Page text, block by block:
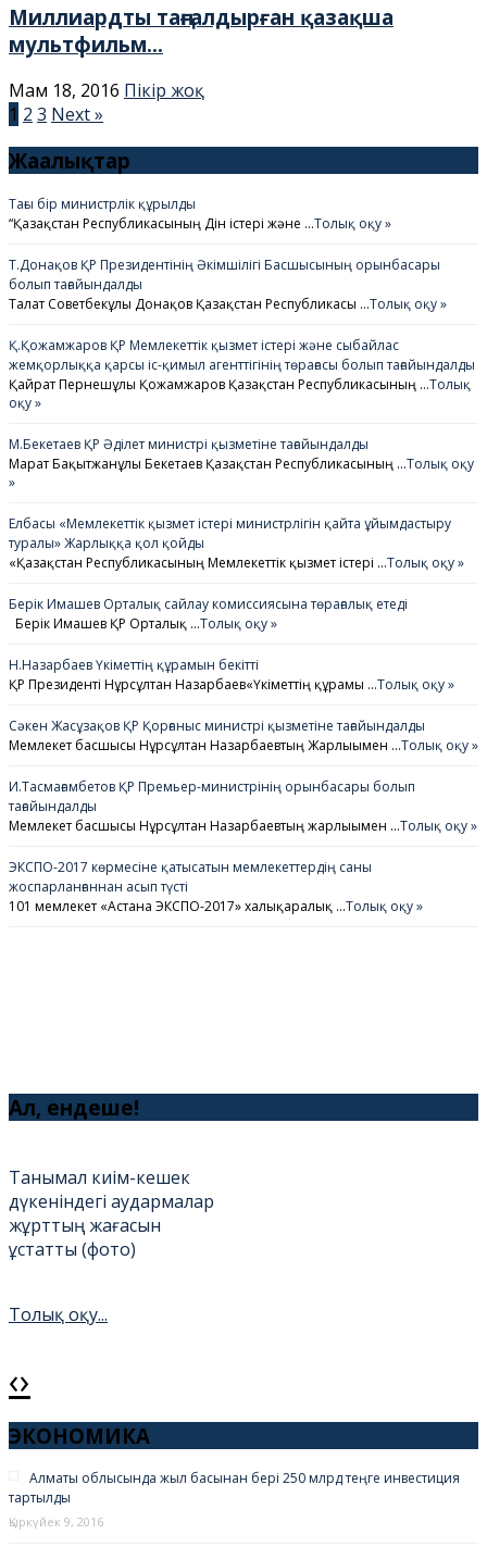
Миллиардты таңғалдырған қазақша
мультфильм...
Мам 18, 2016 Пікір жоқ
1 2 3 Next »
Жаңалықтар
Тағы бір министрлік құрылды
“Қазақстан Республикасының Дін істері және …Толық оқу »
Т.Донақов ҚР Президентінің Әкімшілігі Басшысының орынбасары
болып тағайындалды
Талғат Советбекұлы Донақов Қазақстан Республикасы …Толық оқу »
Қ.Қожамжаров ҚР Мемлекеттік қызмет істері және сыбайлас
жемқорлыққа қарсы іс-қимыл агенттігінің төрағасы болып тағайындалды
Қайрат Пернешұлы Қожамжаров Қазақстан Республикасының …Толық
оқу »
М.Бекетаев ҚР Әділет министрі қызметіне тағайындалды
Марат Бақытжанұлы Бекетаев Қазақстан Республикасының …Толық оқу
»
Елбасы «Мемлекеттік қызмет істері министрлігін қайта ұйымдастыру
туралы» Жарлыққа қол қойды
«Қазақстан Республикасының Мемлекеттік қызмет істері …Толық оқу »
Берік Имашев Орталық сайлау комиссиясына төрағалық етеді
Берік Имашев ҚР Орталық …Толық оқу »
Н.Назарбаев Үкіметтің құрамын бекітті
ҚР Президенті Нұрсұлтан Назарбаев«Үкіметтің құрамы …Толық оқу »
Сәкен Жасұзақов ҚР Қорғаныс министрі қызметіне тағайындалды
Мемлекет басшысы Нұрсұлтан Назарбаевтың Жарлығымен …Толық оқу »
И.Тасмағамбетов ҚР Премьер-министрінің орынбасары болып
тағайындалды
Мемлекет басшысы Нұрсұлтан Назарбаевтың жарлығымен …Толық оқу »
ЭКСПО-2017 көрмесіне қатысатын мемлекеттердің саны
жоспарланғаннан асып түсті
101 мемлекет «Астана ЭКСПО-2017» халықаралық …Толық оқу »
Ал, ендеше!
Танымал киім-кешек
дүкеніндегі аудармалар
жұрттың жағасын
ұстатты (фото)
Толық оқу...
Амантай қажы жас
бойжеткенді тоқалдыққа
алды (фото)
Толық оқу...
‹›
ЭКОНОМИКА
Алматы облысында жыл басынан бері 250 млрд теңге инвестиция
тартылды
Қыркүйек 9, 2016